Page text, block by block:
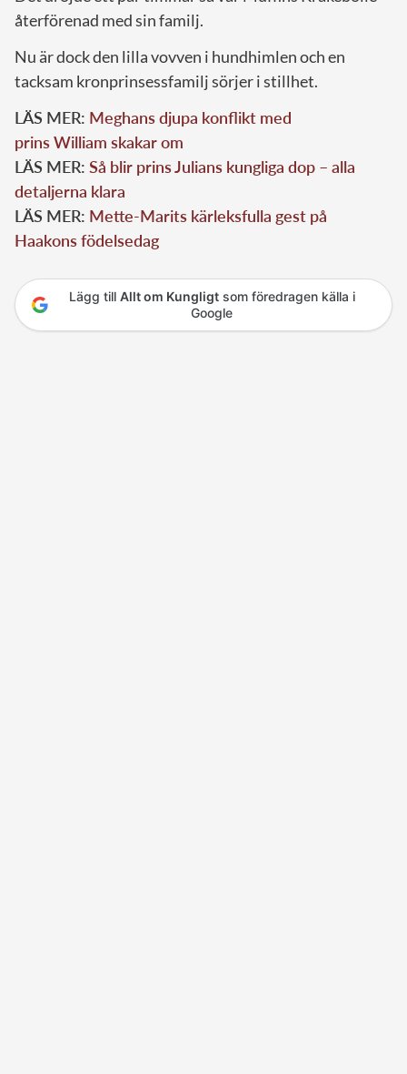
återförenad med sin familj.
Nu är dock den lilla vovven i hundhimlen och en
tacksam kronprinsessfamilj sörjer i stillhet.
LÄS MER: Meghans djupa konflikt med
prins William skakar om
LÄS MER: Så blir prins Julians kungliga dop – alla
detaljerna klara
LÄS MER: Mette-Marits kärleksfulla gest på
Haakons födelsedag
Lägg till Allt om Kungligtsom föredragen källa i
Google